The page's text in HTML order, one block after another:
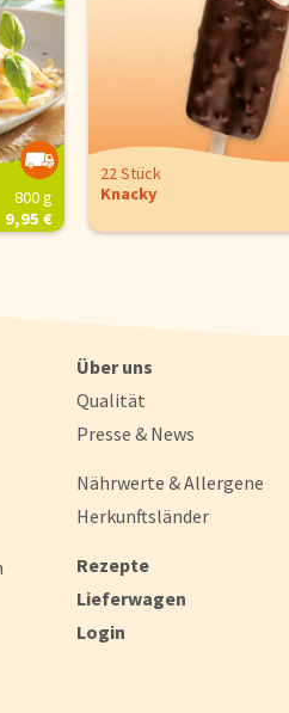
800 g
9,95 €
22 Stück
Knacky
Über uns
Qualität
Presse & News
Nährwerte & Allergene
Herkunftsländer
Rezepte
Lieferwagen
Login
Sie optimal zu gestalten und
und für
wir Cookies. Durch Bestätigen des
Sie der Verwendung zu. Über den
auswählen, welche Cookies Sie
erhalten Sie in unserer